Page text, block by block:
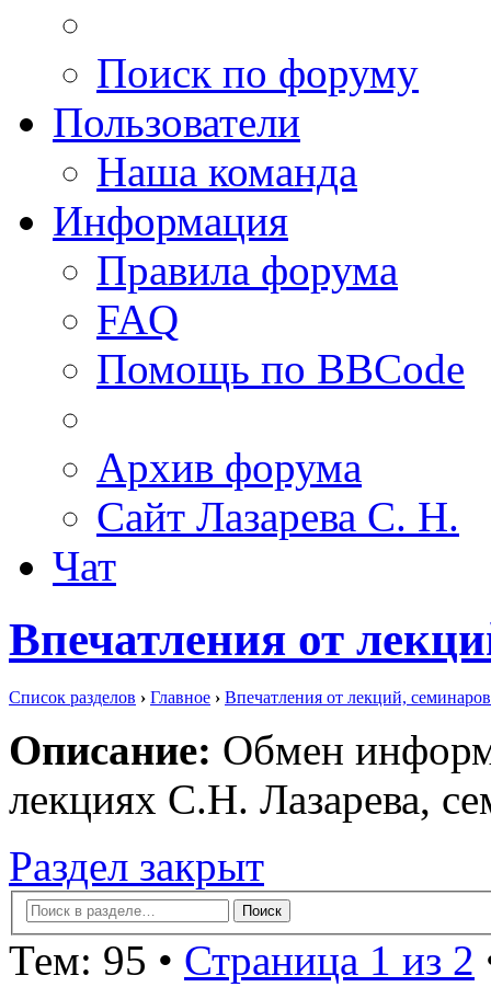
Поиск по форуму
Пользователи
Наша команда
Информация
Правила форума
FAQ
Помощь по BBCode
Архив форума
Сайт Лазарева С. Н.
Чат
Впечатления от
Список разделов › Главное › Впечатления от лекций,
Описание: Обмен
лекциях С.Н. Лазарева,
Раздел закрыт
Тем: 95 • Страница 1 из 2